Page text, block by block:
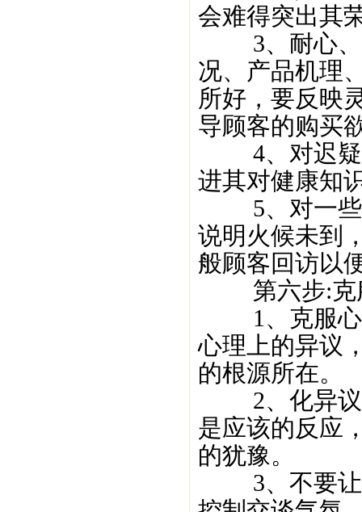
会难得突出其
3、耐心、
况、产品机理
所好，要反映
导顾客的购买
4、对迟疑
进其对健康知
5、对一些
说明火候未到
般顾客回访以
第六步:克
1、克服心
心理上的异议
的根源所在。
2、化异议
是应该的反应
的犹豫。
3、不要让